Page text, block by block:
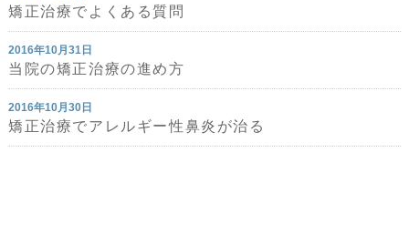
矯正治療でよくある質問
2016年10月31日
当院の矯正治療の進め方
2016年10月30日
矯正治療でアレルギー性鼻炎が治る